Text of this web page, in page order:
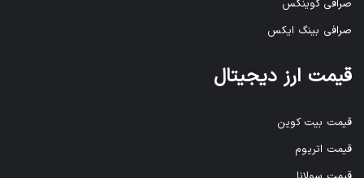
صرافی کوینکس
صرافی بینگ ایکس
قیمت ارز دیجیتال
قیمت بیت کوین
قیمت اتریوم